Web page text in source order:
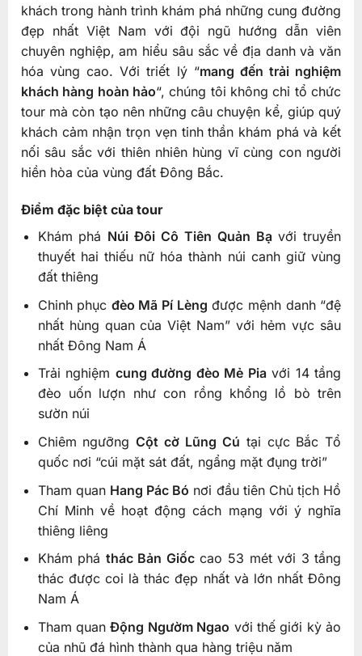
khách trong hành trình khám phá những cung đường
đẹp nhất Việt Nam với đội ngũ hướng dẫn viên
chuyên nghiệp, am hiểu sâu sắc về địa danh và văn
hóa vùng cao. Với triết lý “mang đến trải nghiệm
khách hàng hoàn hảo“, chúng tôi không chỉ tổ chức
tour mà còn tạo nên những câu chuyện kể, giúp quý
khách cảm nhận trọn vẹn tinh thần khám phá và kết
nối sâu sắc với thiên nhiên hùng vĩ cùng con người
hiền hòa của vùng đất Đông Bắc.
Điểm đặc biệt của tour
Khám phá Núi Đôi Cô Tiên Quản Bạvới truyền
thuyết hai thiếu nữ hóa thành núi canh giữ vùng
đất thiêng
Chinh phục đèo Mã Pí Lèng được mệnh danh “đệ
nhất hùng quan của Việt Nam” với hẻm vực sâu
nhất Đông Nam Á
Trải nghiệm cung đường đèo Mẻ Piavới 14 tầng
đèo uốn lượn như con rồng khổng lồ bò trên
sườn núi
Chiêm ngưỡngCột cờ Lũng Cú tại cực Bắc Tổ
quốc nơi “cúi mặt sát đất, ngẩng mặt đụng trời”
Tham quan Hang Pác Bó nơi đầu tiên Chủ tịch Hồ
Chí Minh về hoạt động cách mạng với ý nghĩa
thiêng liêng
Khám phá thác Bản Giốccao 53 mét với 3 tầng
thác được coi là thác đẹp nhất và lớn nhất Đông
Nam Á
Tham quanĐộng Ngườm Ngao với thế giới kỳ ảo
của nhũ đá hình thành qua hàng triệu năm